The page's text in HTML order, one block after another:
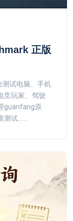
正版
测试电脑、手机
竞玩家、驾驶
guanfang原
试......